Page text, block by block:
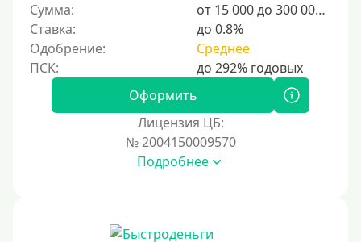
Даже бомжам
Без указания места работы
Для иностранных граждан
Для иностранных граждан Украины
Для иностранных граждан Казахстана
Для иностранных граждан Кыргызстана
Для иностранных граждан Таджикистана
Сумма:
от 15 000 до 300 000 ₽
Ставка:
до 0.8%
Одобрение:
Среднее
Оформить
Лицензия ЦБ:
№ 2004150009570
Подробнее